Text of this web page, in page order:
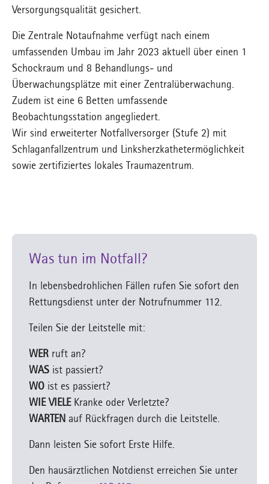
Versorgungsqualität gesichert.
Die Zentrale Notaufnahme verfügt nach einem
umfassenden Umbau im Jahr 2023 aktuell über einen 1
Schockraum und 8 Behandlungs- und
Überwachungsplätze mit einer Zentralüberwachung.
Zudem ist eine 6 Betten umfassende
Beobachtungsstation angegliedert.
Wir sind erweiterter Notfallversorger (Stufe 2) mit
Schlaganfallzentrum und Linksherzkathetermöglichkeit
sowie zertifiziertes lokales Traumazentrum.
Was tun im Notfall?
In lebensbedrohlichen Fällen rufen Sie sofort den
Rettungsdienst unter der Notrufnummer 112.
Teilen Sie der Leitstelle mit:
WER ruft an?
WAS ist passiert?
WO ist es passiert?
WIE VIELEKranke oder Verletzte?
WARTEN auf Rückfragen durch die Leitstelle.
Dann leisten Sie sofort Erste Hilfe.
Den hausärztlichen Notdienst erreichen Sie unter